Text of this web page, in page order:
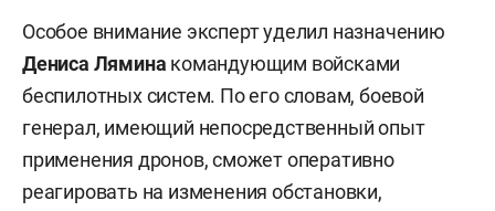
Особое внимание эксперт уделил назначению
Дениса Лямина командующим войсками
беспилотных систем. По его словам, боевой
генерал, имеющий непосредственный опыт
применения дронов, сможет оперативно
реагировать на изменения обстановки,